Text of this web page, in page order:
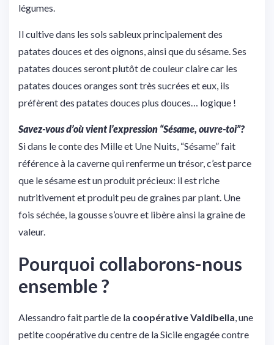
légumes.
Il cultive dans les sols sableux principalement des
patates douces et des oignons, ainsi que du sésame. Ses
patates douces seront plutôt de couleur claire car les
patates douces oranges sont très sucrées et eux, ils
préfèrent des patates douces plus douces… logique !
Savez-vous d’où vient l’expression “Sésame, ouvre-toi”?
Si dans le conte des Mille et Une Nuits, “Sésame” fait
référence à la caverne qui renferme un trésor, c’est parce
que le sésame est un produit précieux: il est riche
nutritivement et produit peu de graines par plant. Une
fois séchée, la gousse s’ouvre et libère ainsi la graine de
valeur.
Pourquoi collaborons-nous
ensemble ?
Alessandro fait partie de la coopérative Valdibella, une
petite coopérative du centre de la Sicile engagée contre